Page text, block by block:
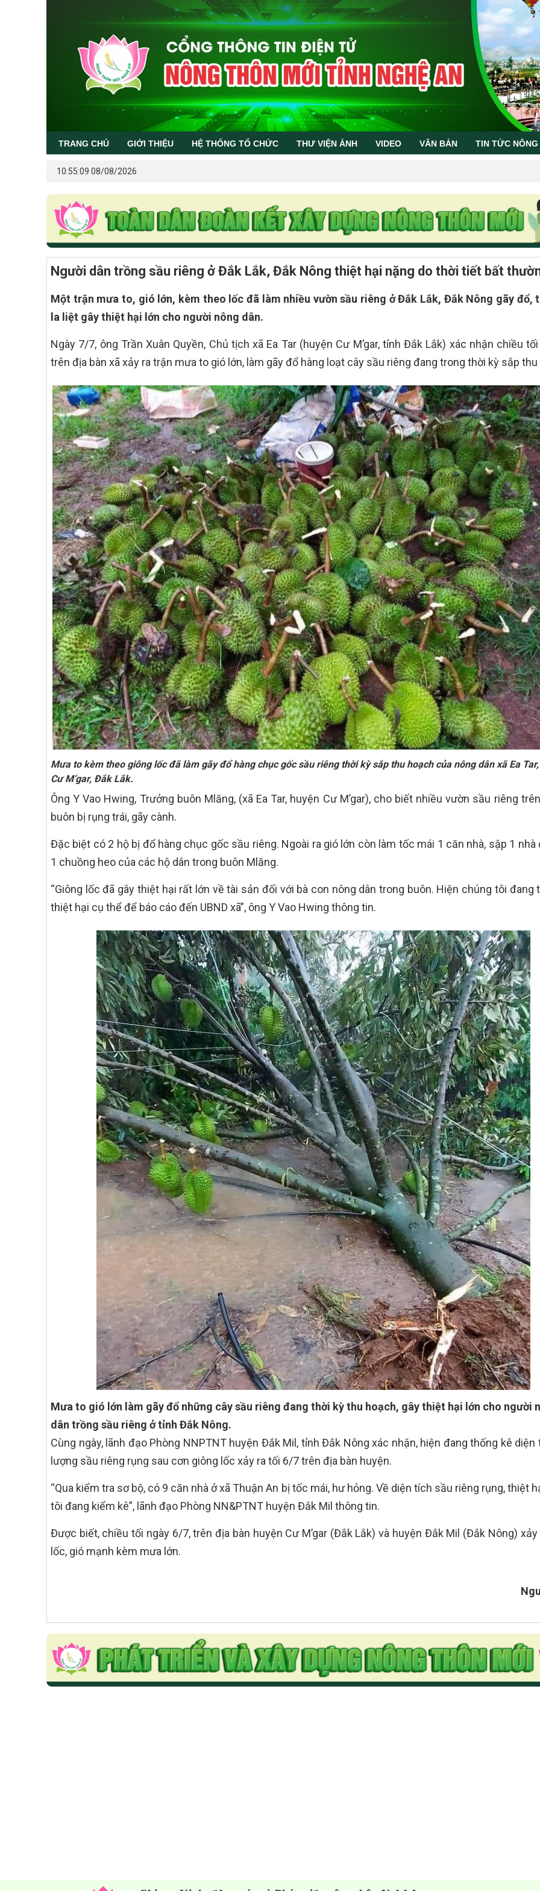
TRANG CHỦ GIỚI THIỆU HỆ THỐNG TỔ CHỨC THƯ VIỆN ẢNH VIDEO VĂN BẢN TIN TỨC
10:55:09 08/08/2026
Người dân trồng sầu riêng ở Đắk Lắk, Đắk Nông thiệt hại nặng do thời tiết bất
Một trận mưa to, gió lớn, kèm theo lốc đã làm nhiều vườn sầu riêng ở Đắk Lắk, Đắk Nông gãy đổ,
la liệt gây thiệt hại lớn cho người nông dân.
Ngày 7/7, ông Trần Xuân Quyền, Chủ tịch xã Ea Tar (huyện Cư M’gar, tỉnh Đắk Lắk) xác nhận chiều
trên địa bàn xã xảy ra trận mưa to gió lớn, làm gãy đổ hàng loạt cây sầu riêng đang trong thời kỳ sắp
Mưa to kèm theo giông lốc đã làm gãy đổ hàng chục gốc sầu riêng thời kỳ sắp thu hoạch của nông dân xã Ea
Cư M’gar, Đắk Lắk.
Ông Y Vao Hwing, Trưởng buôn Mlăng, (xã Ea Tar, huyện Cư M’gar), cho biết nhiều vườn sầu riêng
buôn bị rụng trái, gãy cành.
Đặc biệt có 2 hộ bị đổ hàng chục gốc sầu riêng. Ngoài ra gió lớn còn làm tốc mái 1 căn nhà, sập 1 nhà
1 chuồng heo của các hộ dân trong buôn Mlăng.
“Giông lốc đã gây thiệt hại rất lớn về tài sản đối với bà con nông dân trong buôn. Hiện chúng tôi đang
thiệt hại cụ thể để báo cáo đến UBND xã”, ông Y Vao Hwing thông tin.
Mưa to gió lớn làm gãy đổ những cây sầu riêng đang thời kỳ thu hoạch, gây thiệt hại lớn cho người
dân trồng sầu riêng ở tỉnh Đắk Nông.
Cùng ngày, lãnh đạo Phòng NNPTNT huyện Đắk Mil, tỉnh Đắk Nông xác nhận, hiện đang thống kê diện
lượng sầu riêng rụng sau cơn giông lốc xảy ra tối 6/7 trên địa bàn huyện.
“Qua kiểm tra sơ bộ, có 9 căn nhà ở xã Thuận An bị tốc mái, hư hỏng. Về diện tích sầu riêng rụng, thiệt
tôi đang kiểm kê”, lãnh đạo Phòng NN&PTNT huyện Đắk Mil thông tin.
Được biết, chiều tối ngày 6/7, trên địa bàn huyện Cư M’gar (Đắk Lắk) và huyện Đắk Mil (Đắk Nông) xảy
lốc, gió mạnh kèm mưa lớn.